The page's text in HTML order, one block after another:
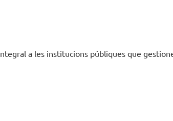
a les institucions públiques que